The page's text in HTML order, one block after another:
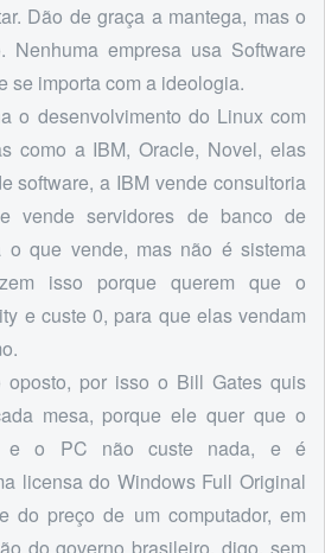
Dão de graça a mantega, mas o
Nenhuma empresa usa Software
se importa com a ideologia.
o desenvolvimento do Linux com
como a IBM, Oracle, Novel, elas
software, a IBM vende consultoria
vende servidores de banco de
que vende, mas não é sistema
isso porque querem que o
e custe 0, para que elas vendam
por isso o Bill Gates quis
mesa, porque ele quer que o
e o PC não custe nada, e é
licensa do Windows Full Original
do preço de um computador, em
do governo brasileiro, digo, sem